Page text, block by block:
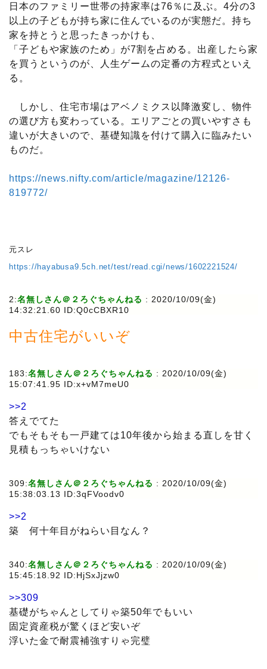
日本のファミリー世帯の持家率は76％に及ぶ。4分の3
以上の子どもが持ち家に住んでいるのが実態だ。持ち
家を持とうと思ったきっかけも、
「子どもや家族のため」が7割を占める。出産したら家
を買うというのが、人生ゲームの定番の方程式といえ
る。
しかし、住宅市場はアベノミクス以降激変し、物件
の選び方も変わっている。エリアごとの買いやすさも
違いが大きいので、基礎知識を付けて購入に臨みたい
ものだ。
https://news.nifty.com/article/magazine/12126-
819772/
元スレ
https://hayabusa9.5ch.net/test/read.cgi/news/1602221524/
2:名無しさん＠２ろぐちゃんねる : 2020/10/09(金)
14:32:21.60 ID:Q0cCBXR10
中古住宅がいいぞ
183:名無しさん＠２ろぐちゃんねる : 2020/10/09(金)
15:07:41.95 ID:x+vM7meU0
>>2
答えでてた
でもそもそも一戸建ては10年後から始まる直しを甘く
見積もっちゃいけない
309:名無しさん＠２ろぐちゃんねる : 2020/10/09(金)
15:38:03.13 ID:3qFVoodv0
>>2
築 何十年目がねらい目なん？
340:名無しさん＠２ろぐちゃんねる : 2020/10/09(金)
15:45:18.92 ID:HjSxJjzw0
>>309
基礎がちゃんとしてりゃ築50年でもいい
固定資産税が驚くほど安いぞ
浮いた金で耐震補強すりゃ完璧